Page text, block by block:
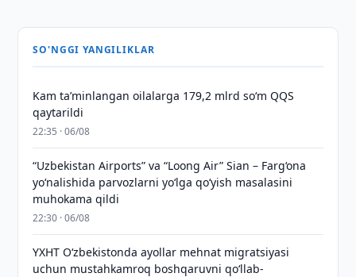
SO'NGGI YANGILIKLAR
Kam taʼminlangan oilalarga 179,2 mlrd so‘m QQS
qaytarildi
22:35 · 06/08
“Uzbekistan Airports” va “Loong Air” Sian – Farg‘ona
yo‘nalishida parvozlarni yo‘lga qo‘yish masalasini
muhokama qildi
22:30 · 06/08
YXHT O‘zbekistonda ayollar mehnat migratsiyasi
uchun mustahkamroq boshqaruvni qo‘llab-